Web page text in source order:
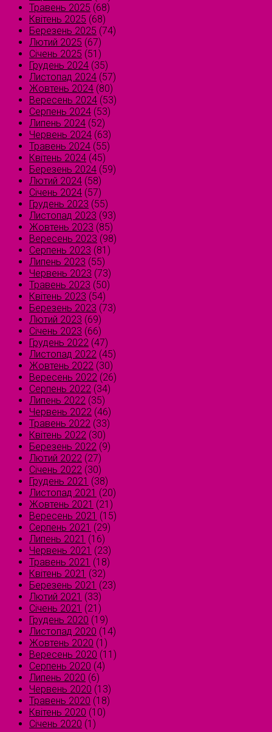
Травень 2025 (68)
Квітень 2025 (68)
Березень 2025 (74)
Лютий 2025 (67)
Січень 2025 (51)
Грудень 2024 (35)
Листопад 2024 (57)
Жовтень 2024 (80)
Вересень 2024 (53)
Серпень 2024 (53)
Липень 2024 (52)
Червень 2024 (63)
Травень 2024 (55)
Квітень 2024 (45)
Березень 2024 (59)
Лютий 2024 (58)
Січень 2024 (57)
Грудень 2023 (55)
Листопад 2023 (93)
Жовтень 2023 (85)
Вересень 2023 (98)
Серпень 2023 (81)
Липень 2023 (55)
Червень 2023 (73)
Травень 2023 (50)
Квітень 2023 (54)
Березень 2023 (73)
Лютий 2023 (69)
Січень 2023 (66)
Грудень 2022 (47)
Листопад 2022 (45)
Жовтень 2022 (30)
Вересень 2022 (26)
Серпень 2022 (34)
Липень 2022 (35)
Червень 2022 (46)
Травень 2022 (33)
Квітень 2022 (30)
Березень 2022 (9)
Лютий 2022 (27)
Січень 2022 (30)
Грудень 2021 (38)
Листопад 2021 (20)
Жовтень 2021 (21)
Вересень 2021 (15)
Серпень 2021 (29)
Липень 2021 (16)
Червень 2021 (23)
Травень 2021 (18)
Квітень 2021 (32)
Березень 2021 (23)
Лютий 2021 (33)
Січень 2021 (21)
Грудень 2020 (19)
Листопад 2020 (14)
Жовтень 2020 (1)
Вересень 2020 (11)
Серпень 2020 (4)
Липень 2020 (6)
Червень 2020 (13)
Травень 2020 (18)
Квітень 2020 (10)
Січень 2020 (1)